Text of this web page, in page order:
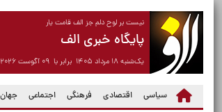
نیست بر لوح دلم جز الف قامت یار
پایگاه خبری الف
یک‌شنبه ۱۸ مرداد ۱۴۰۵ برابر با ۰۹ آگوست ۲۰۲۶
سیاسی اقتصادی فرهنگی اجتماعی جهان